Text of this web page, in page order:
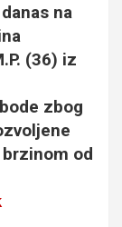
na
(36) iz
zbog
od